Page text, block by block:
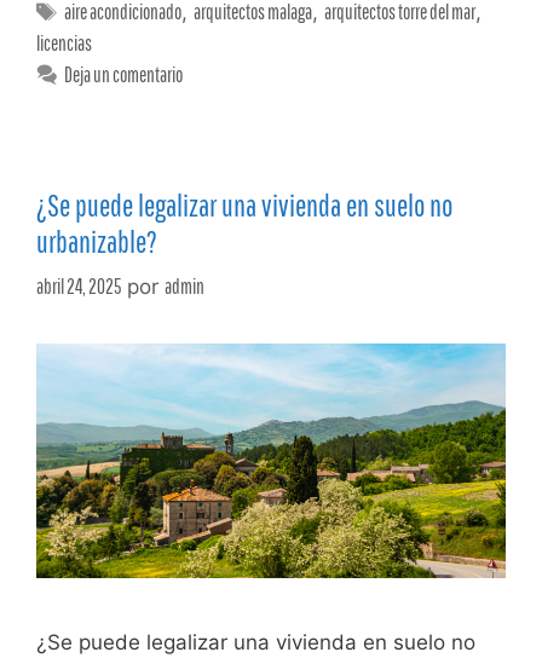
aire acondicionado,arquitectos malaga,arquitectos torre del mar,
licencias
Deja un comentario
¿Se puede legalizar una vivienda en suelo no
urbanizable?
abril 24, 2025 por admin
¿Se puede legalizar una vivienda en suelo no